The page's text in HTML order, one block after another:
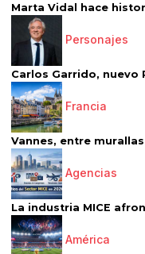
Marta Vidal hace
Personajes
Carlos Garrido, nuevo
Francia
Vannes, entre
Agencias
La industria MICE
América